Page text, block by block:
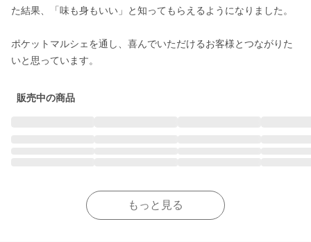
た結果、「味も身もいい」と知ってもらえるようになりました。
ポケットマルシェを通し、喜んでいただけるお客様とつながりた
いと思っています。
販売中の商品
もっと見る